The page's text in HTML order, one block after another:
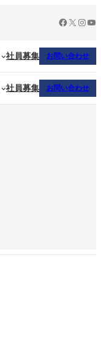
Facebook
X
社員募集 お問い合わせ
社員募集 お問い合わせ